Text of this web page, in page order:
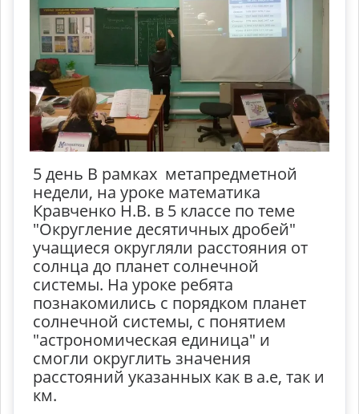
5 день В рамках метапредметной
недели, на уроке математика
Кравченко Н.В. в 5 классе по теме
"Округление десятичных дробей"
учащиеся округляли расстояния от
солнца до планет солнечной
системы. На уроке ребята
познакомились с порядком планет
солнечной системы, с понятием
"астрономическая единица" и
смогли округлить значения
расстояний указанных как в а.е, так и
км.